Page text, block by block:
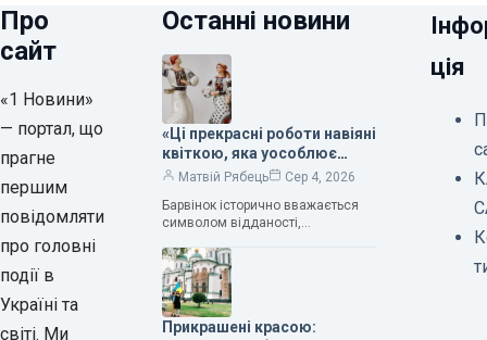
Про
сайт
«1 Новини»
— портал, що
прагне
першим
повідомляти
про головні
події в
Україні та
світі. Ми
Останні новини
«Ці прекрасні роботи навіяні
квіткою, яка уособлює
нескінченне кохання», —
Людмила Карпінська-
Романюк
Матвій Рябець
Сер 4, 2026
Барвінок історично вважається
символом відданості,
та тривалого подружнього союзу.
Саме тому ця рослина надихала і
продовжує надихати митців на
Прикрашені красою:
ція